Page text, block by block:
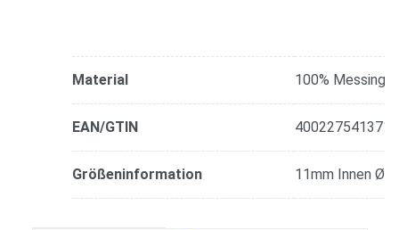
Material 100% Messing
EAN/GTIN 4002275413710
Größeninformation 11mm Innen Ø